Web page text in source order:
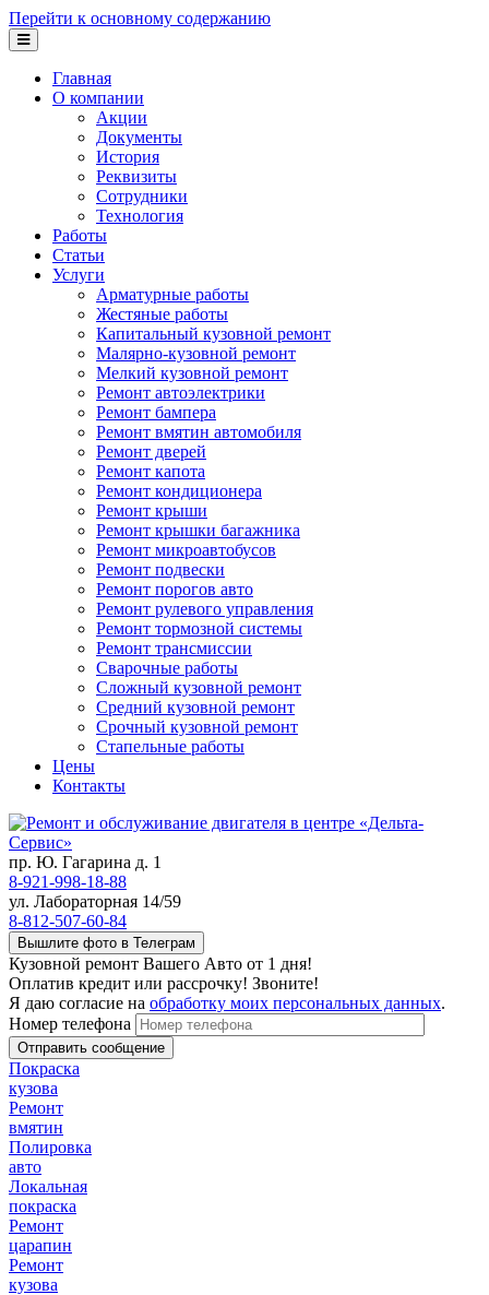
Перейти к основному содержанию
Главная
О компании
Акции
Документы
История
Реквизиты
Сотрудники
Технология
Работы
Статьи
Услуги
Арматурные работы
Жестяные работы
Капитальный кузовной ремонт
Малярно-кузовной ремонт
Мелкий кузовной ремонт
Ремонт автоэлектрики
Ремонт бампера
Ремонт вмятин автомобиля
Ремонт дверей
Ремонт капота
Ремонт кондиционера
Ремонт крыши
Ремонт крышки багажника
Ремонт микроавтобусов
Ремонт подвески
Ремонт порогов авто
Ремонт рулевого управления
Ремонт тормозной системы
Ремонт трансмиссии
Сварочные работы
Сложный кузовной ремонт
Средний кузовной ремонт
Срочный кузовной ремонт
Стапельные работы
Цены
Контакты
пр. Ю. Гагарина д. 1
8-921-998-18-88
ул. Лабораторная 14/59
8-812-507-60-84
Вышлите фото в Телеграм
Кузовной ремонт Вашего Авто от 1 дня!
Оплатив кредит или рассрочку! Звоните!
Я даю согласие на обработку моих персональных данных.
Номер телефона
Покраска
кузова
Ремонт
вмятин
Полировка
авто
Локальная
покраска
Ремонт
царапин
Ремонт
кузова